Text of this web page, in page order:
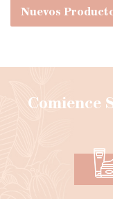
Nuevos
Comience